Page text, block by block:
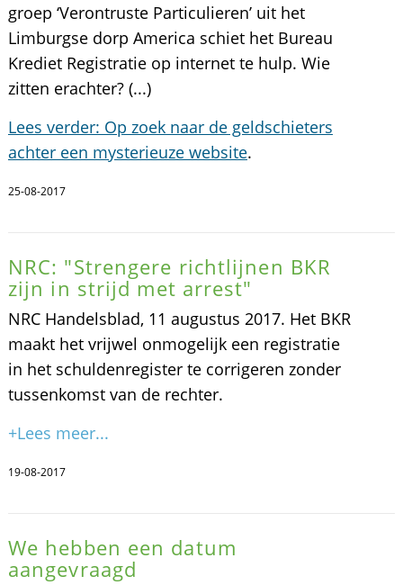
groep ‘Verontruste Particulieren’ uit het
Limburgse dorp America schiet het Bureau
Krediet Registratie op internet te hulp. Wie
zitten erachter? (...)
Lees verder: Op zoek naar de geldschieters
achter een mysterieuze website.
25-08-2017
NRC: "Strengere richtlijnen BKR
zijn in strijd met arrest"
NRC Handelsblad, 11 augustus 2017. Het BKR
maakt het vrijwel onmogelijk een registratie
in het schuldenregister te corrigeren zonder
tussenkomst van de rechter.
+Lees meer...
19-08-2017
We hebben een datum
aangevraagd